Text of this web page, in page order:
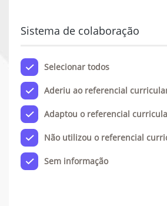
Sistema de colaboração
Selecionar todos
Aderiu ao referencial
Adaptou o referencial
Não utilizou o referencial
Sem informação